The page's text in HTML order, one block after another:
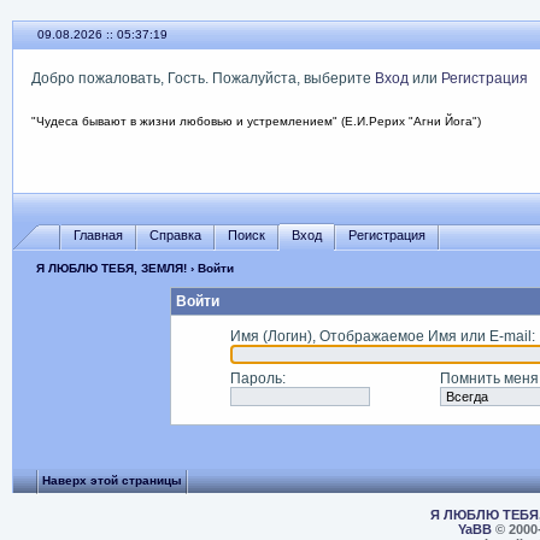
09.08.2026 :: 05:37:19
Добро пожаловать, Гость. Пожалуйста, выберите Входили Регистрация
"Чудеса бывают в жизни любовью и устремлением" (Е.И.Рерих "Агни Йога")
Главная Справка Поиск Вход Регистрация
Я ЛЮБЛЮ ТЕБЯ, ЗЕМЛЯ!› Войти
Войти
Имя (Логин), Отображаемое Имя или E-mail :
Пароль: Помнить меня
Наверх этой страницы
Я ЛЮБЛЮ
YaBB©